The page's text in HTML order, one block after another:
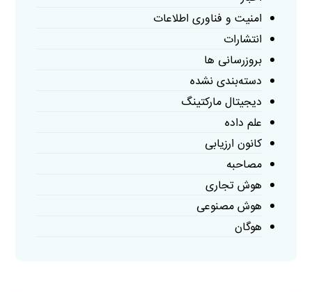
امنیت و فناوری اطلاعات
انتشارات
بروزرسانی ها
دسته‌بندی نشده
دیجیتال مارکتینگ
علم داده
کانون ارزیابی
مصاحبه
هوش تجاری
هوش مصنوعی
هوگان